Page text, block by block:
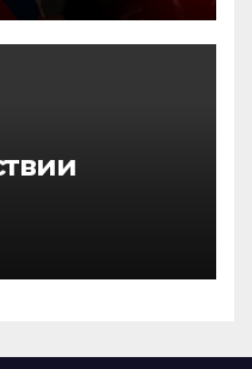
и